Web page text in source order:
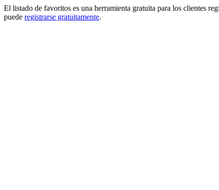
El listado de favoritos es una herramienta gratuita para los clientes
puede registrarse gratuitamente.